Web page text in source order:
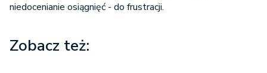
niedocenianie osiągnięć - do frustracji.
Zobacz też: